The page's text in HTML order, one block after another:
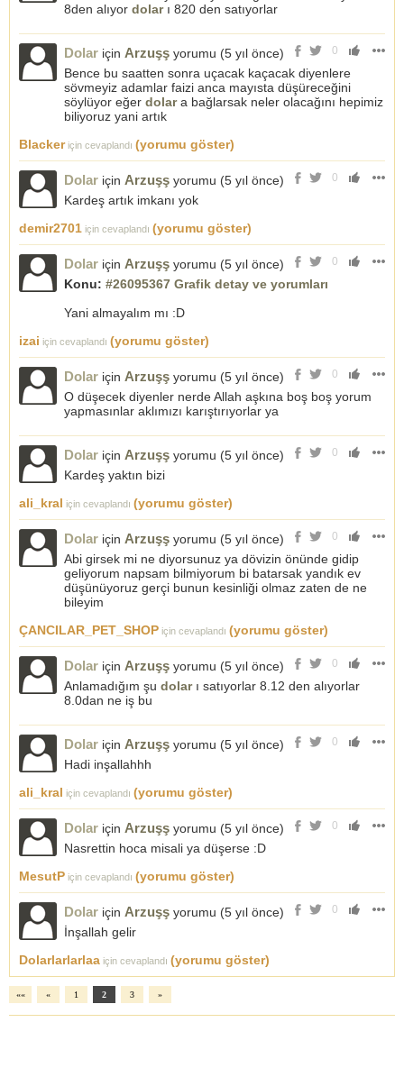
8den alıyor doları 820 den satıyorlar
0
Dolar için Arzuşş yorumu (5 yıl önce)
Bence bu saatten sonra uçacak kaçacak diyenlere
sövmeyiz adamlar faizi anca mayısta düşüreceğini
söylüyor eğer dolara bağlarsak neler olacağını hepimiz
biliyoruz yani artık
Blackeriçin cevaplandı (yorumu göster)
0
Dolar için Arzuşş yorumu (5 yıl önce)
Kardeş artık imkanı yok
demir2701 için cevaplandı (yorumu göster)
0
Dolar için Arzuşş yorumu (5 yıl önce)
Konu: #26095367 Grafik detay ve yorumları
Yani almayalım mı :D
izai için cevaplandı (yorumu göster)
0
Dolar için Arzuşş yorumu (5 yıl önce)
O düşecek diyenler nerde Allah aşkına boş boş yorum
yapmasınlar aklımızı karıştırıyorlar ya
0
Dolar için Arzuşş yorumu (5 yıl önce)
Kardeş yaktın bizi
ali_kral için cevaplandı (yorumu göster)
0
Dolar için Arzuşş yorumu (5 yıl önce)
Abi girsek mi ne diyorsunuz ya dövizin önünde gidip
geliyorum napsam bilmiyorum bi batarsak yandık ev
düşünüyoruz gerçi bunun kesinliği olmaz zaten de ne
bileyim
ÇANCILAR_PET_SHOP için cevaplandı (yorumu göster)
0
Dolar için Arzuşş yorumu (5 yıl önce)
Anlamadığım şu doları satıyorlar 8.12 den alıyorlar
8.0dan ne iş bu
0
Dolar için Arzuşş yorumu (5 yıl önce)
Hadi inşallahhh
ali_kral için cevaplandı (yorumu göster)
0
Dolar için Arzuşş yorumu (5 yıl önce)
Nasrettin hoca misali ya düşerse :D
MesutP için cevaplandı (yorumu göster)
0
Dolar için Arzuşş yorumu (5 yıl önce)
İnşallah gelir
Dolarlarlarlaa için cevaplandı (yorumu göster)
«« « 1 2 3 »